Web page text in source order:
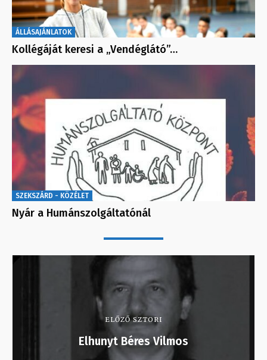
ÁLLÁSAJÁNLATOK
Kollégáját keresi a „Vendéglátó”…
SZEKSZÁRD - KÖZÉLET
Nyár a Humánszolgáltatónál
ELŐZŐ SZTORI
Elhunyt Béres Vilmos